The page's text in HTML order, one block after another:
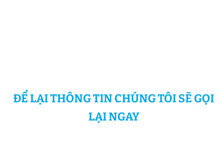
ĐỂ LẠI THÔNG TIN CHÚNG TÔI SẼ GỌI
LẠI NGAY